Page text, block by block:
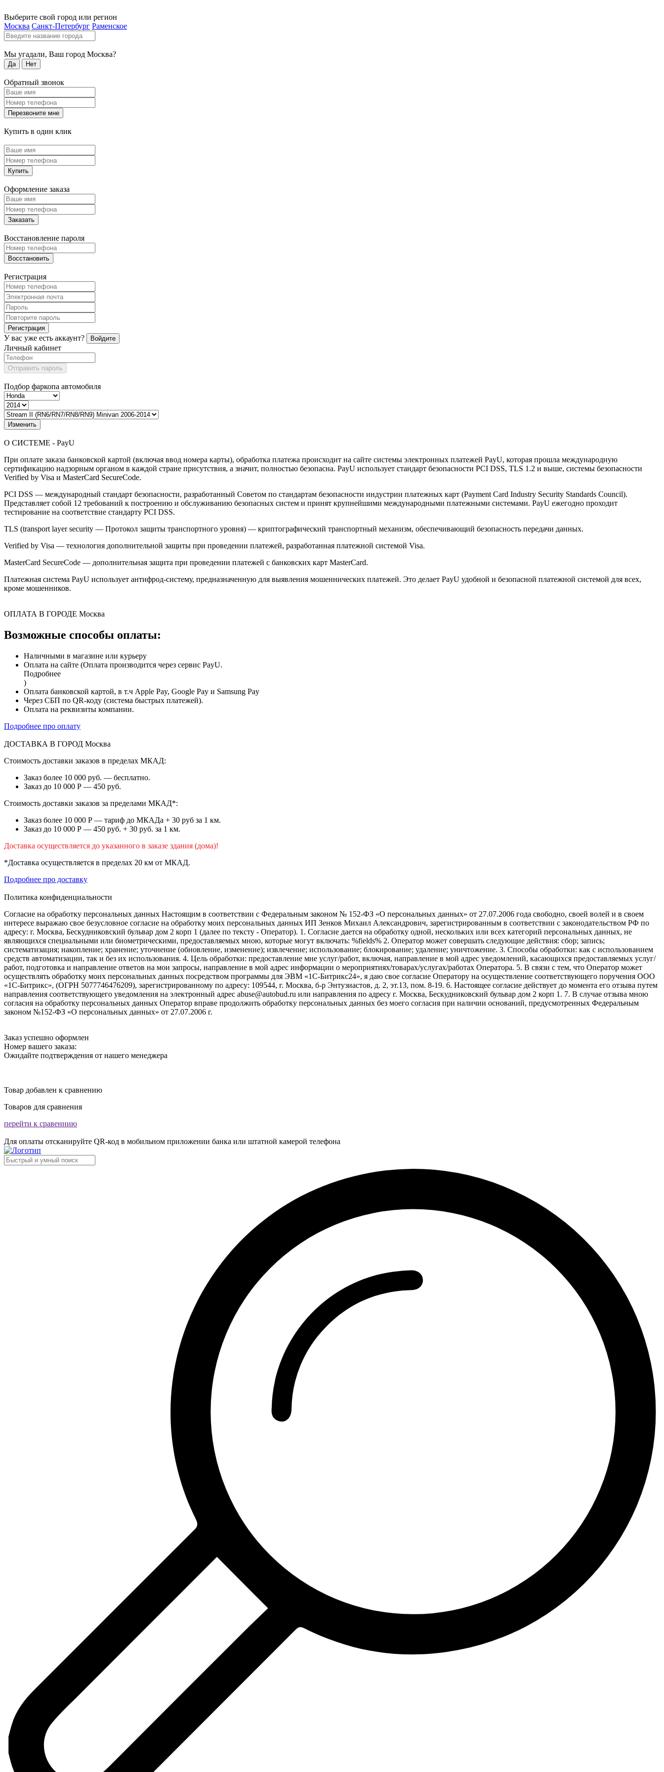
Выберите свой город или регион
Москва Санкт-Петербург Раменское
Мы угадали, Ваш город Москва?
Да Нет
Обратный звонок
Перезвоните мне
Купить в один клик
Купить
Оформление заказа
Заказать
Восстановление пароля
Восстановить
Регистрация
Регистрация
У вас уже есть аккаунт? Войдите
Личный кабинет
Отправить пароль
Подбор фаркопа автомобиля
Изменить
О СИСТЕМЕ - PayU
При оплате заказа банковской картой (включая ввод номера карты), обработка платежа происходит на сайте системы электронных платежей PayU, которая прошла международную
сертификацию надзорным органом в каждой стране присутствия, а значит, полностью безопасна. PayU использует стандарт безопасности PCI DSS, TLS 1.2 и выше, системы безопасности
Verified by Visa и MasterCard SecureCode.
PCI DSS — международный стандарт безопасности, разработанный Советом по стандартам безопасности индустрии платежных карт (Payment Card Industry Security Standards Council).
Представляет собой 12 требований к построению и обслуживанию безопасных систем и принят крупнейшими международными платежными системами. PayU ежегодно проходит
тестирование на соответствие стандарту PCI DSS.
TLS (transport layer security — Протокол защиты транспортного уровня) — криптографический транспортный механизм, обеспечивающий безопасность передачи данных.
Verified by Visa — технология дополнительной защиты при проведении платежей, разработанная платежной системой Visa.
MasterCard SecureCode — дополнительная защита при проведении платежей с банковских карт MasterCard.
Платежная система PayU использует антифрод-систему, предназначенную для выявления мошеннических платежей. Это делает PayU удобной и безопасной платежной системой для всех,
кроме мошенников.
ОПЛАТА В ГОРОДЕ Москва
Возможные способы оплаты:
Наличными в магазине или курьеру
Оплата на сайте (Оплата производится через сервис PayU.
Подробнее
)
Оплата банковской картой, в т.ч Apple Pay, Google Pay и Samsung Pay
Через СБП по QR-коду (система быстрых платежей).
Оплата на реквизиты компании.
Подробнее про оплату
ДОСТАВКА В ГОРОД Москва
Стоимость доставки заказов в пределах МКАД:
Заказ более 10 000 руб. — бесплатно.
Заказ до 10 000 Р — 450 руб.
Стоимость доставки заказов за пределами МКАД*:
Заказ более 10 000 Р — тариф до МКАДа + 30 руб за 1 км.
Заказ до 10 000 Р — 450 руб. + 30 руб. за 1 км.
Доставка осуществляется до указанного в заказе здания (дома)!
*Доставка осуществляется в пределах 20 км от МКАД.
Подробнее про доставку
Политика конфиденциальности
Согласие на обработку персональных данных Настоящим в соответствии с Федеральным законом № 152-ФЗ «О персональных данных» от 27.07.2006 года свободно, своей волей и в своем
интересе выражаю свое безусловное согласие на обработку моих персональных данных ИП Зенков Михаил Александрович, зарегистрированным в соответствии с законодательством РФ по
адресу: г. Москва, Бескудниковский бульвар дом 2 корп 1 (далее по тексту - Оператор). 1. Согласие дается на обработку одной, нескольких или всех категорий персональных данных, не
являющихся специальными или биометрическими, предоставляемых мною, которые могут включать: %fields% 2. Оператор может совершать следующие действия: сбор; запись;
систематизация; накопление; хранение; уточнение (обновление, изменение); извлечение; использование; блокирование; удаление; уничтожение. 3. Способы обработки: как с использованием
средств автоматизации, так и без их использования. 4. Цель обработки: предоставление мне услуг/работ, включая, направление в мой адрес уведомлений, касающихся предоставляемых услуг/
работ, подготовка и направление ответов на мои запросы, направление в мой адрес информации о мероприятиях/товарах/услугах/работах Оператора. 5. В связи с тем, что Оператор может
осуществлять обработку моих персональных данных посредством программы для ЭВМ «1С-Битрикс24», я даю свое согласие Оператору на осуществление соответствующего поручения ООО
«1С-Битрикс», (ОГРН 5077746476209), зарегистрированному по адресу: 109544, г. Москва, б-р Энтузиастов, д. 2, эт.13, пом. 8-19. 6. Настоящее согласие действует до момента его отзыва путем
направления соответствующего уведомления на электронный адрес abuse@autobud.ru или направления по адресу г. Москва, Бескудниковский бульвар дом 2 корп 1. 7. В случае отзыва мною
согласия на обработку персональных данных Оператор вправе продолжить обработку персональных данных без моего согласия при наличии оснований, предусмотренных Федеральным
законом №152-ФЗ «О персональных данных» от 27.07.2006 г.
Заказ успешно оформлен
Номер вашего заказа:
Ожидайте подтверждения от нашего менеджера
Товар добавлен к сравнению
Товаров для сравнения
перейти к сравеннию
Для оплаты отсканируйте QR-код в мобильном приложении банка или штатной камерой телефона